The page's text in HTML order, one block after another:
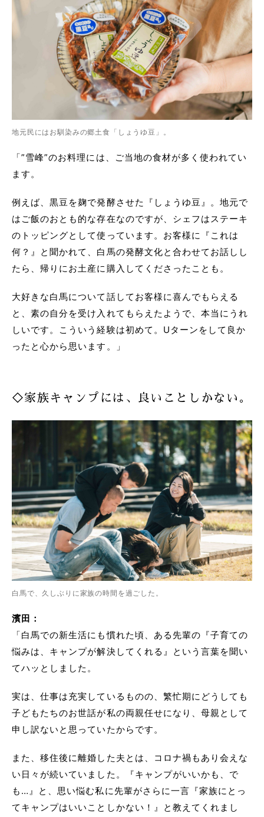
地元民にはお馴染みの郷土食「しょうゆ豆」。
「”雪峰”のお料理には、ご当地の食材が多く使われてい
ます。
例えば、黒豆を麹で発酵させた『しょうゆ豆』。地元で
はご飯のおとも的な存在なのですが、シェフはステーキ
のトッピングとして使っています。お客様に『これは
何？』と聞かれて、白馬の発酵文化と合わせてお話しし
たら、帰りにお土産に購入してくださったことも。
大好きな白馬について話してお客様に喜んでもらえる
と、素の自分を受け入れてもらえたようで、本当にうれ
しいです。こういう経験は初めて。Uターンをして良か
ったと心から思います。」
◇家族キャンプには、良いことしかない。
白馬で、久しぶりに家族の時間を過ごした。
濱田：
「白馬での新生活にも慣れた頃、ある先輩の『子育ての
悩みは、キャンプが解決してくれる』という言葉を聞い
てハッとしました。
実は、仕事は充実しているものの、繁忙期にどうしても
子どもたちのお世話が私の両親任せになり、母親として
申し訳ないと思っていたからです。
また、移住後に離婚した夫とは、コロナ禍もあり会えな
い日々が続いていました。『キャンプがいいかも、で
も…』と、思い悩む私に先輩がさらに一言『家族にとっ
てキャンプはいいことしかない！』と教えてくれまし